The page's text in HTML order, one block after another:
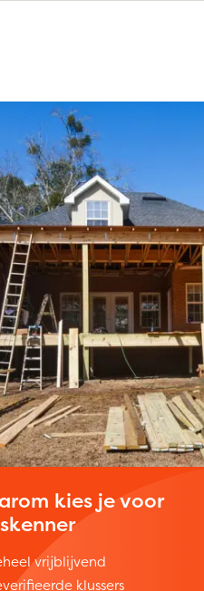
kies je voor
vrijblijvend
klussers